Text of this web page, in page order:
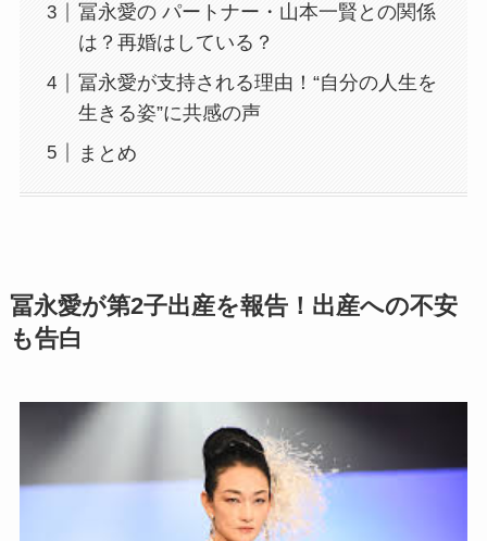
冨永愛の パートナー・山本一賢との関係
は？再婚はしている？
冨永愛が支持される理由！“自分の人生を
生きる姿”に共感の声
まとめ
冨永愛が第2子出産を報告！出産への不安
も告白